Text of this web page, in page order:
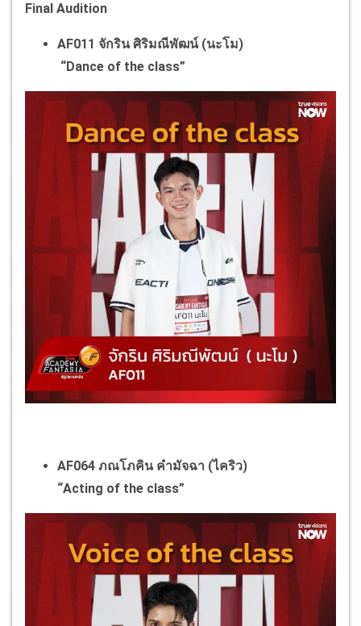
Final Audition
AF011 จักริน ศิริมณีพัฒน์ (นะโม)
“Dance of the class”
AF064 ภณโภคิน คำมัจฉา (ไคริว)
“Acting of the class”